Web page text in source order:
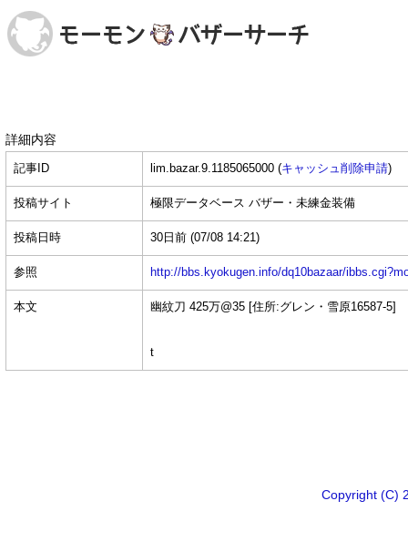
詳細内容
記事ID lim.bazar.9.1185065000 (キャッシュ削除申請)
投稿サイト 極限データベース バザー・未練金装備
投稿日時 30日前 (07/08 14:21)
参照 http://bbs.kyokugen.info/dq10bazaar/
本文 幽紋刀 425万@35 [住所:グレン・雪原16587-5]
t
Copyright (C)